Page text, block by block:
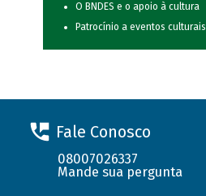
O BNDES e o apoio à cultura
Patrocínio a eventos culturais
Fale Conosco
08007026337
Mande sua pergunta